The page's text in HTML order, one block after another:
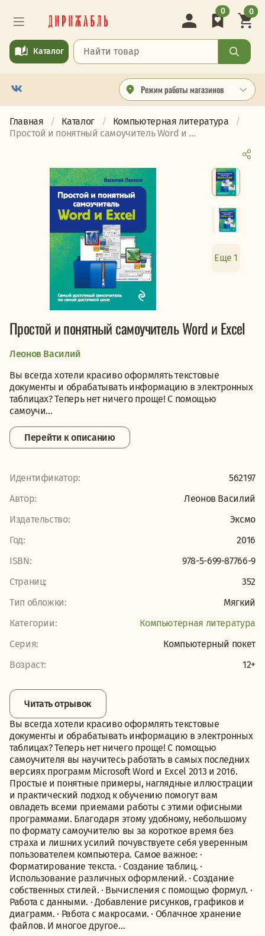
Режим работы магазинов
Каталог
0 0
Главная Каталог
Компьютерная литература
Простой и понятный самоучитель Word и ...
Еще 1
Простой и понятный самоучитель Word и Excel
Леонов Василий
Вы всегда хотели красиво оформлять текстовые
документы и обрабатывать информацию в электронных
таблицах? Теперь нет ничего проще! С помощью
самоучи...
Перейти к описанию
Идентификатор:
562197
Автор:
Леонов Василий
Издательство:
Эксмо
Год:
2016
ISBN:
978-5-699-87766-9
Страниц:
352
Тип обложки:
Мягкий
Категории:
Компьютерная литература
Серия:
Компьютерный покет
Возраст:
12+
Читать отрывок
Вы всегда хотели красиво оформлять текстовые
документы и обрабатывать информацию в электронных
таблицах? Теперь нет ничего проще! С помощью
самоучителя вы научитесь работать в самых последних
версиях программ Microsoft Word и Excel 2013 и 2016.
Простые и понятные примеры, наглядные иллюстрации
и практический подход к обучению помогут вам
овладеть всеми приемами работы с этими офисными
программами. Благодаря этому удобному, небольшому
по формату самоучителю вы за короткое время без
страха и лишних усилий почувствуете себя уверенным
пользователем компьютера. Самое важное: ·
Форматирование текста. · Создание таблиц. ·
Использование различных оформлений. · Создание
собственных стилей. · Вычисления с помощью формул. ·
Работа с данными. · Добавление рисунков, графиков и
диаграмм. · Работа с макросами. · Облачное хранение
файлов. И многое другое…